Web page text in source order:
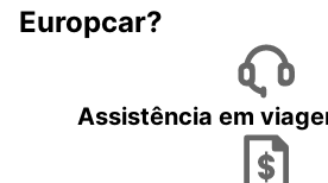
Europcar?
Assistência em